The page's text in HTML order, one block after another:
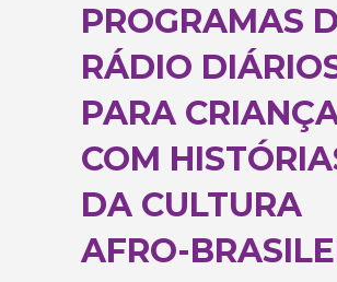
PROGRAMAS
RÁDIO
PARA
COM
DA CULTURA
AFRO-